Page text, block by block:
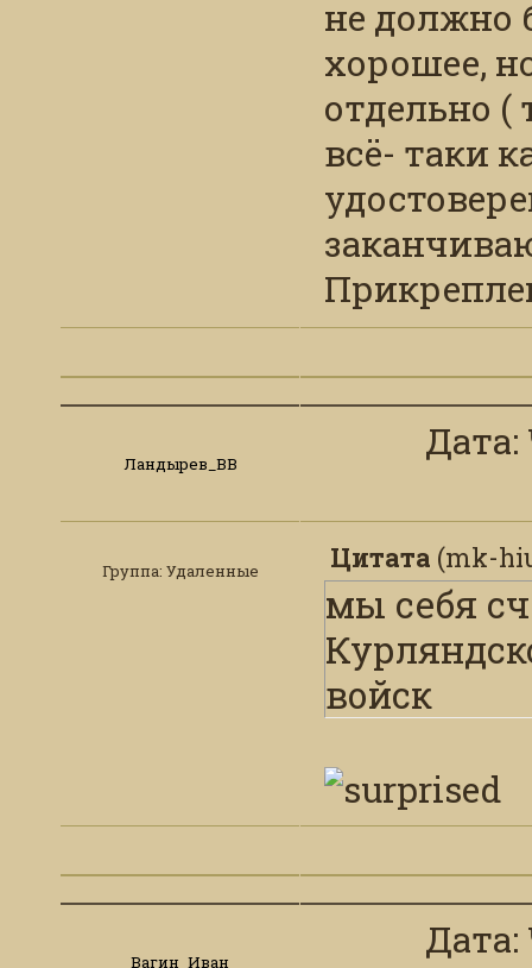
не должно
хорошее,
отдельно (
всё- таки
Ландырев_ВВ Дата:
Группа: Удаленные Цитата (mk-
мы себя
войск
Вагин_Иван Дата: